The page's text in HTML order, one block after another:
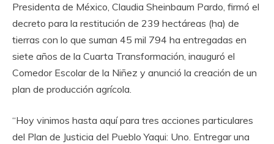
Presidenta de México, Claudia Sheinbaum Pardo, firmó el
decreto para la restitución de 239 hectáreas (ha) de
tierras con lo que suman 45 mil 794 ha entregadas en
siete años de la Cuarta Transformación, inauguró el
Comedor Escolar de la Niñez y anunció la creación de un
plan de producción agrícola.
“Hoy vinimos hasta aquí para tres acciones particulares
del Plan de Justicia del Pueblo Yaqui: Uno. Entregar una